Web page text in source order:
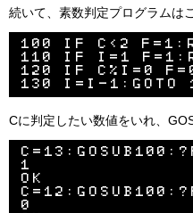
続いて、素数判定プログラムは
100 IF C<2
110 IF I=1
120 IF C%I=0
Cに判定したい数値をいれ、
1
OK
0